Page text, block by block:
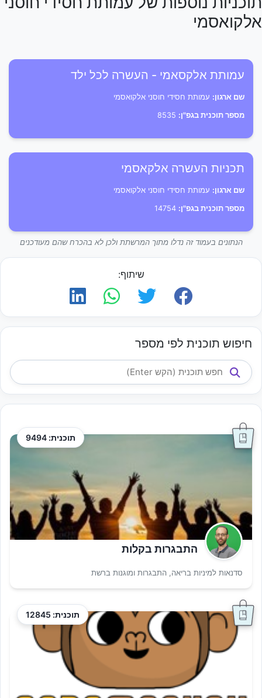
אלקואסמי
עמותת אלקסאמי - העשרה לכל ילד
שם ארגון: עמותת חסידי חוסני אלקואסמי
מספר תוכנית בגפ"ן:
תכניות העשרה אלקאסמי
שם ארגון: עמותת חסידי חוסני אלקואסמי
מספר תוכנית בגפ"ן:
הנתונים בעמוד זה נדלו מתוך המרשתת ולכן לא בהכרח שהם מעודכנים
שיתוף:
חיפוש תוכנית לפי מספר
תוכנית: 9494
התבגרות בקלות
סדנאות למיניות בריאה, התבגרות ומוגנות ברשת
תוכנית: 12845